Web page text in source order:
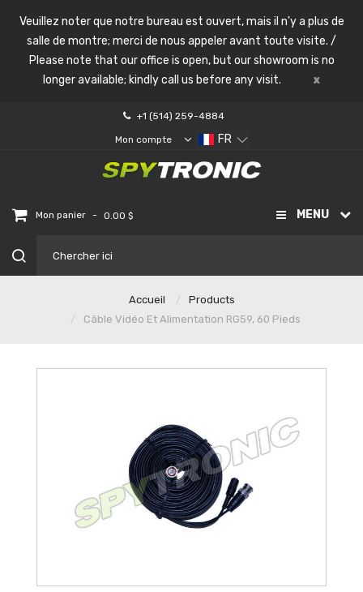
Veuillez noter que notre bureau est ouvert, mais il n'y a plus de
salle de montre; merci de nous appeler avant toute visite. /
Please note that our office is open, but our showroom is no
longer available; kindly call us before any visit.
x
+1 (514) 259-4884
Mon compte FR
MENU
Mon panier - 0.00 $
Accueil
Products
Câble Vidéo Et Alimentation RG59, 60 Pieds